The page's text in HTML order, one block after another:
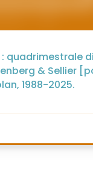
quadrimestrale di
& Sellier
1988-2025.